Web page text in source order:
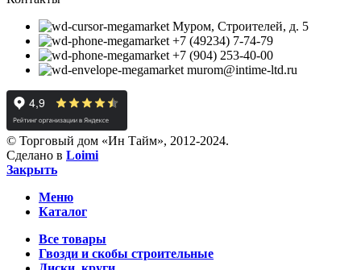
Муром, Строителей, д. 5
+7 (49234) 7-74-79
+7 (904) 253-40-00
murom@intime-ltd.ru
© Торговый дом «Ин Тайм», 2012-2024.
Сделано в Loimi
Закрыть
Меню
Каталог
Все товары
Гвозди и скобы строительные